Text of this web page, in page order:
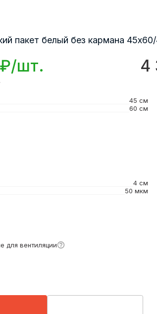
пакет белый без кармана
шт. 4
45 см
60 см
4 см
50 мкм
для вентиляции